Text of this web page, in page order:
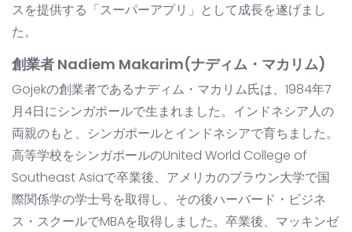
スを提供する「スーパーアプリ」として成長を遂げまし
た。
創業者 Nadiem Makarim(ナディム・マカリム)
Gojekの創業者であるナディム・マカリム氏は、1984年7
月4日にシンガポールで生まれました。インドネシア人の
両親のもと、シンガポールとインドネシアで育ちました。
高等学校をシンガポールのUnited World College of
Southeast Asiaで卒業後、アメリカのブラウン大学で国
際関係学の学士号を取得し、その後ハーバード・ビジネ
ス・スクールでMBAを取得しました。卒業後、マッキンゼ